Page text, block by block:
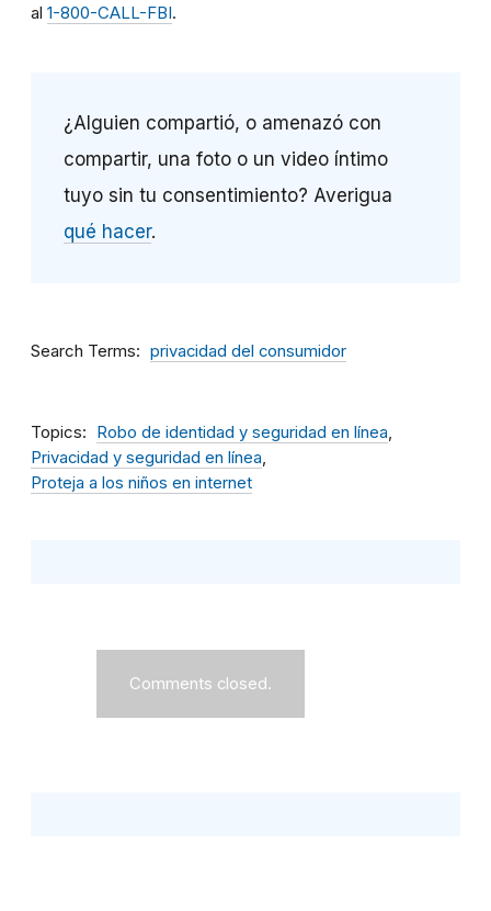
al 1-800-CALL-FBI.
¿Alguien compartió, o amenazó con
compartir, una foto o un video íntimo
tuyo sin tu consentimiento? Averigua
qué hacer.
Search Terms privacidad del consumidor
Topics
Robo de identidad y seguridad en línea
Privacidad y seguridad en línea
Proteja a los niños en internet
Comments closed.